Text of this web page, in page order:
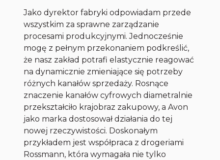
Jako dyrektor fabryki odpowiadam przede
wszystkim za sprawne zarządzanie
procesami produkcyjnymi. Jednocześnie
mogę z pełnym przekonaniem podkreślić,
że nasz zakład potrafi elastycznie reagować
na dynamicznie zmieniające się potrzeby
różnych kanałów sprzedaży. Rosnące
znaczenie kanałów cyfrowych diametralnie
przekształciło krajobraz zakupowy, a Avon
jako marka dostosował działania do tej
nowej rzeczywistości. Doskonałym
przykładem jest współpraca z drogeriami
Rossmann, która wymagała nie tylko